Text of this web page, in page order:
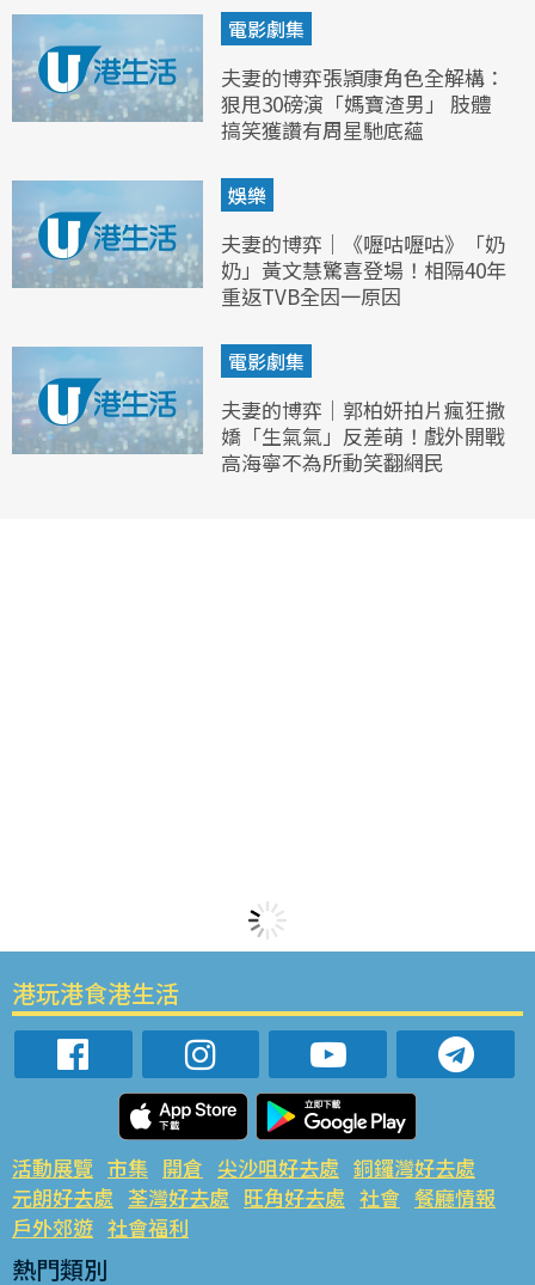
電影劇集
夫妻的博弈張頴康角色全解構：
狠甩30磅演「媽寶渣男」 肢體
搞笑獲讚有周星馳底蘊
娛樂
夫妻的博弈｜《嚦咕嚦咕》「奶
奶」黃文慧驚喜登場！相隔40年
重返TVB全因一原因
電影劇集
夫妻的博弈｜郭柏妍拍片瘋狂撒
嬌「生氣氣」反差萌！戲外開戰
高海寧不為所動笑翻網民
港玩港食港生活
活動展覽 市集 開倉 尖沙咀好去處 銅鑼灣好去處
元朗好去處 荃灣好去處 旺角好去處 社會 餐廳情報
戶外郊遊 社會福利
熱門類別